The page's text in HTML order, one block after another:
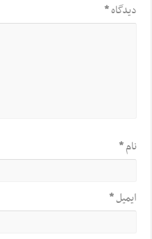
دیدگاه*
نام*
ایمیل*